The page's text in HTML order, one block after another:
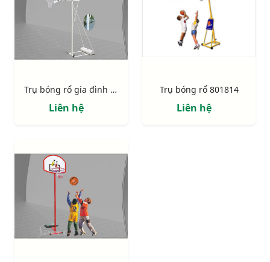
Trụ bóng rổ gia đình 801825
Liên hệ
Trụ bóng rổ 801814
Liên hệ